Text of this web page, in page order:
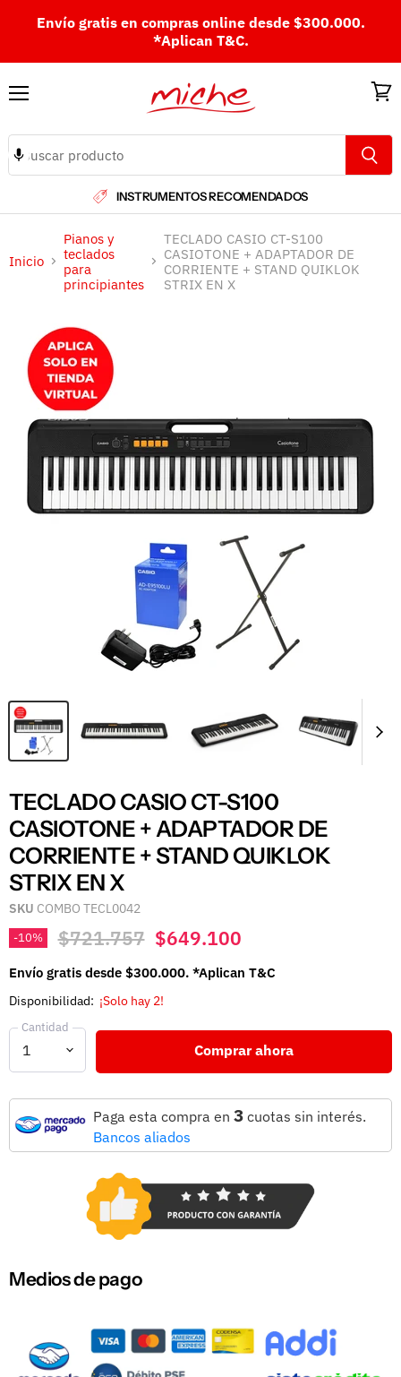
Envío gratis en compras online desde $300.000.
*Aplican T&C.
INSTRUMENTOS RECOMENDADOS
Inicio
Pianos y
teclados
para
principiantes
TECLADO CASIO CT-S100
CASIOTONE + ADAPTADOR DE
CORRIENTE + STAND QUIKLOK
STRIX EN X
TECLADO CASIO CT-S100
CASIOTONE + ADAPTADOR DE
CORRIENTE + STAND QUIKLOK
STRIX EN X
SKU COMBO TECL0042
-10% Precio original
$721.757 Precio actual
$649.100
Envío gratis desde $300.000. *Aplican T&C
Disponibilidad: ¡Solo hay 2!
Cantidad
Comprar ahora
Paga esta compra en 3 cuotas sin interés.
Bancos aliados
Medios de pago